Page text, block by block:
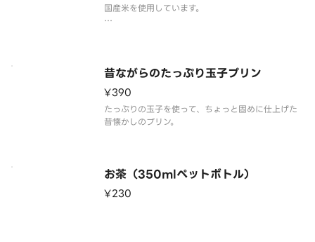
国産米を使用しています。
昔ながらのたっぷり玉子プリン
¥390
たっぷりの玉子を使って、ちょっと固めに仕上げた
昔懐かしのプリン。
お茶（350mlペットボトル）
¥230